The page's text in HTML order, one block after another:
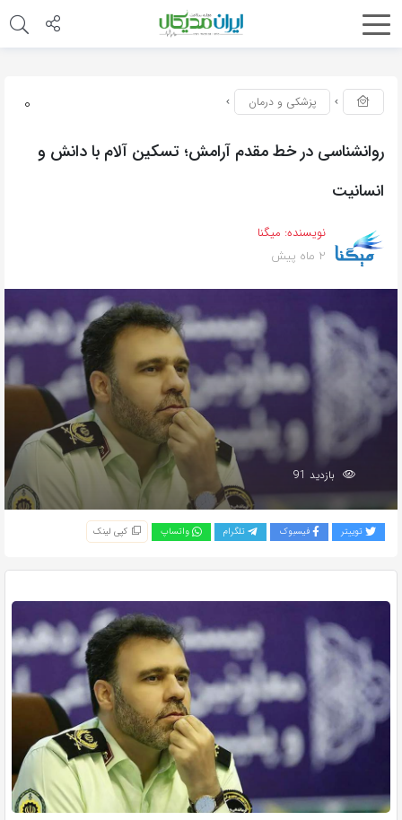
0 پزشکی و درمان
روانشناسی در خط مقدم آرامش؛ تسکین آلام با دانش و
انسانیت
نویسنده: میگنا
2 ماه پیش
بازدید 91
توییتر فیسبوک تلگرام واتساپ کپی لینک